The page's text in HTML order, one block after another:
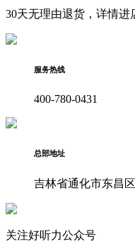
30天无理由退货，详情进
服务热线
400-780-0431
总部地址
吉林省通化市东昌
关注好听力公众号